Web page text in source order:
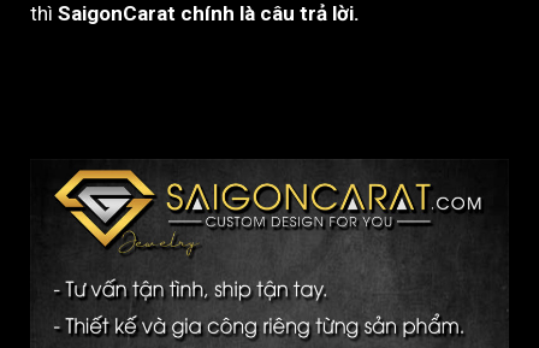
thì SaigonCarat chính là câu trả lời.